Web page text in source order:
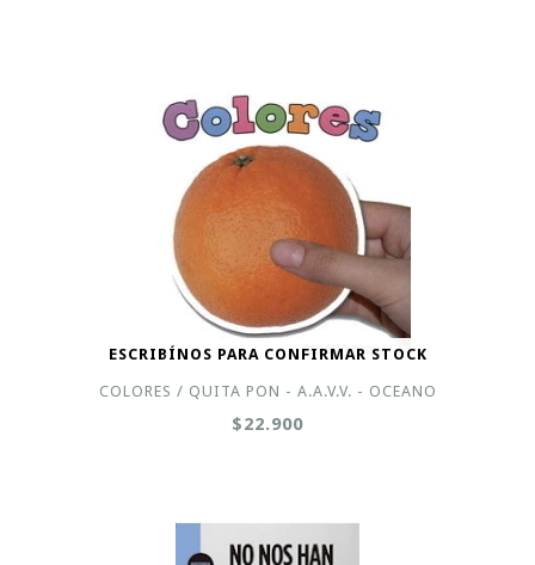
ESCRIBÍNOS PARA CONFIRMAR STOCK
COLORES / QUITA PON - A.A.V.V. - OCEANO
$22.900